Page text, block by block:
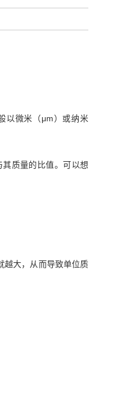
以微米（μm）或纳米
质量的比值。可以想
越大，从而导致单位质